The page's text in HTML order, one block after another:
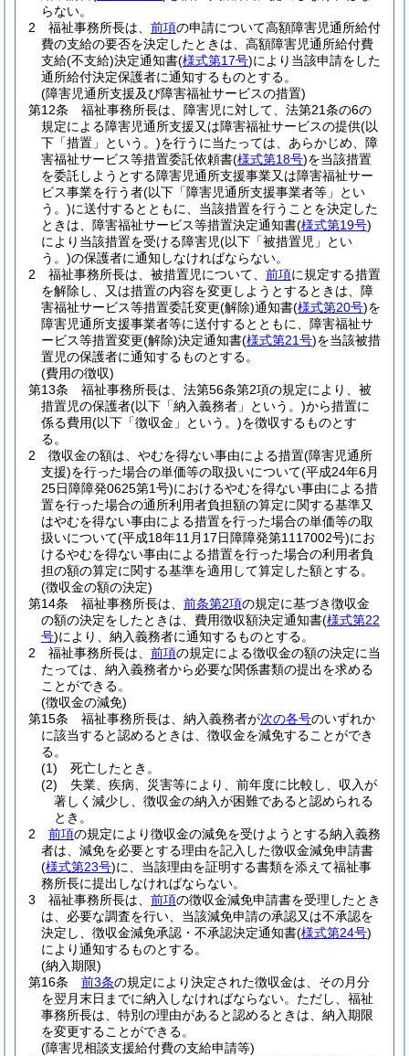
らない。
2
福祉事務所長は、 前項の申請について高額障害児通所給付
費の支給の要否を決定したときは、高額障害児通所給付費
支給(不支給)決定通知書(様式第17号)により当該申請をした
通所給付決定保護者に通知するものとする。
(障害児通所支援及び障害福祉サービスの措置)
第12条
福祉事務所長は、障害児に対して、法第21条の6の
規定による障害児通所支援又は障害福祉サービスの提供(以
下「措置」という。)を行うに当たっては、あらかじめ、障
害福祉サービス等措置委託依頼書(様式第18号)を当該措置
を委託しようとする障害児通所支援事業又は障害福祉サー
ビス事業を行う者(以下「障害児通所支援事業者等」とい
う。)に送付するとともに、当該措置を行うことを決定した
ときは、障害福祉サービス等措置決定通知書(様式第19号)
により当該措置を受ける障害児(以下「被措置児」とい
う。)の保護者に通知しなければならない。
2
福祉事務所長は、被措置児について、 前項に規定する措置
を解除し、又は措置の内容を変更しようとするときは、障
害福祉サービス等措置委託変更(解除)通知書(様式第20号)を
障害児通所支援事業者等に送付するとともに、障害福祉サ
ービス等措置変更(解除)決定通知書(様式第21号)を当該被措
置児の保護者に通知するものとする。
(費用の徴収)
第13条
福祉事務所長は、法第56条第2項の規定により、被
措置児の保護者(以下「納入義務者」という。)から措置に
係る費用(以下「徴収金」という。)を徴収するものとす
る。
2
徴収金の額は、やむを得ない事由による措置(障害児通所
支援)を行った場合の単価等の取扱いについて(平成24年6月
25日障障発0625第1号)におけるやむを得ない事由による措
置を行った場合の通所利用者負担額の算定に関する基準又
はやむを得ない事由による措置を行った場合の単価等の取
扱いについて(平成18年11月17日障障発第1117002号)にお
けるやむを得ない事由による措置を行った場合の利用者負
担の額の算定に関する基準を適用して算定した額とする。
(徴収金の額の決定)
第14条
福祉事務所長は、 前条第2項の規定に基づき徴収金
の額の決定をしたときは、費用徴収額決定通知書(様式第22
号)により、納入義務者に通知するものとする。
2
福祉事務所長は、 前項の規定による徴収金の額の決定に当
たっては、納入義務者から必要な関係書類の提出を求める
ことができる。
(徴収金の減免)
第15条
福祉事務所長は、納入義務者が次の各号のいずれか
に該当すると認めるときは、徴収金を減免することができ
る。
(1)
死亡したとき。
(2)
失業、疾病、災害等により、前年度に比較し、収入が
著しく減少し、徴収金の納入が困難であると認められる
とき。
2
前項の規定により徴収金の減免を受けようとする納入義務
者は、減免を必要とする理由を記入した徴収金減免申請書
(様式第23号)に、当該理由を証明する書類を添えて福祉事
務所長に提出しなければならない。
3
福祉事務所長は、 前項の徴収金減免申請書を受理したとき
は、必要な調査を行い、当該減免申請の承認又は不承認を
決定し、徴収金減免承認・不承認決定通知書(様式第24号)
により通知するものとする。
(納入期限)
第16条
前3条の規定により決定された徴収金は、その月分
を翌月末日までに納入しなければならない。 ただし、福祉
事務所長は、特別の理由があると認めるときは、納入期限
を変更することができる。
(障害児相談支援給付費の支給申請等)